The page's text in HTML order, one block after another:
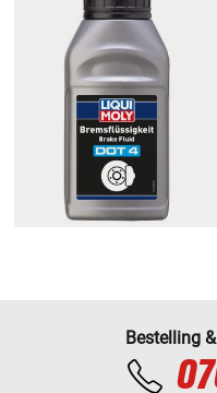
Bestelling